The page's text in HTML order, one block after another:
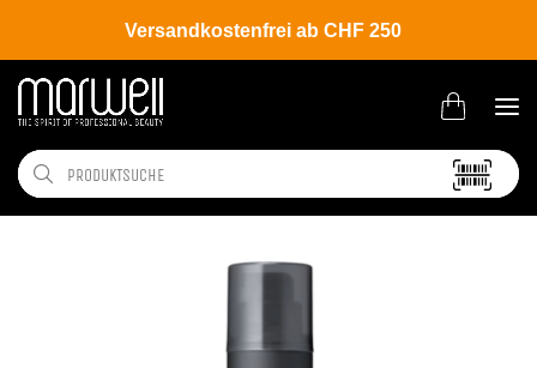
Versandkostenfrei ab CHF 250
Shop Brands Wella